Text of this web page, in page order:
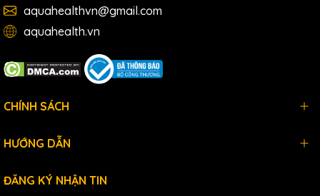
aquahealthvn@gmail.com
aquahealth.vn
CHÍNH SÁCH
HƯỚNG DẪN
ĐĂNG KÝ NHẬN TIN